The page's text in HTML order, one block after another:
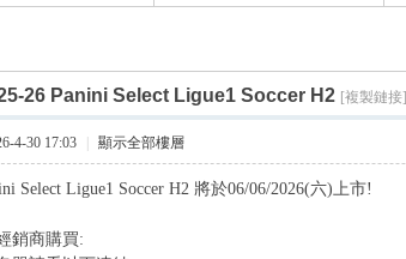
26 Panini Select Ligue1 Soccer H2 [複製鏈接]
4-30 17:03 顯示全部樓層
Select Ligue1 Soccer H2 將於06/06/2026(六)上市!
銷商購買: